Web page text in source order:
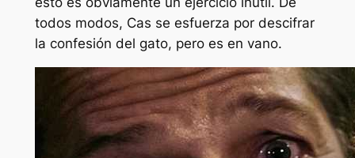
todos modos, Cas se esfuerza por descifrar
la confesión del gato, pero es en vano.